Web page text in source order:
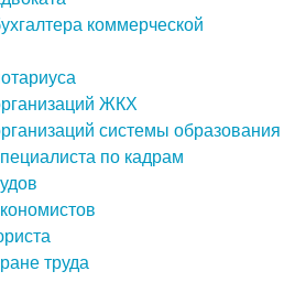
коммерческой
ЖКХ
системы образования
по кадрам
труда